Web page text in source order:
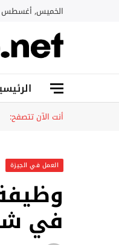
الخميس, أغسطس 6, 2026
أنت الآن تتصفح:
العمل في الجيزة
في